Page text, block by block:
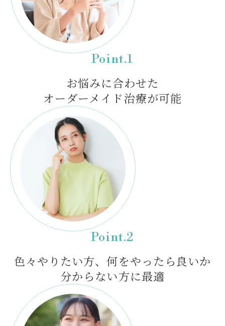
Point.1
お悩みに合わせた
オーダーメイド治療が可能
Point.2
色々やりたい方、何をやったら良いか
分からない方に最適